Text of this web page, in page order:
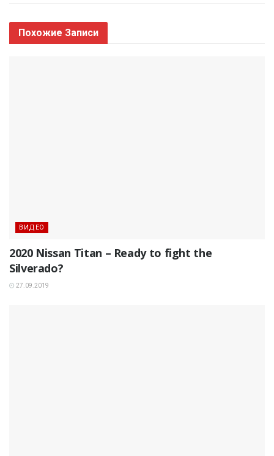
Похожие Записи
ВИДЕО
2020 Nissan Titan – Ready to fight the
Silverado?
27.09.2019